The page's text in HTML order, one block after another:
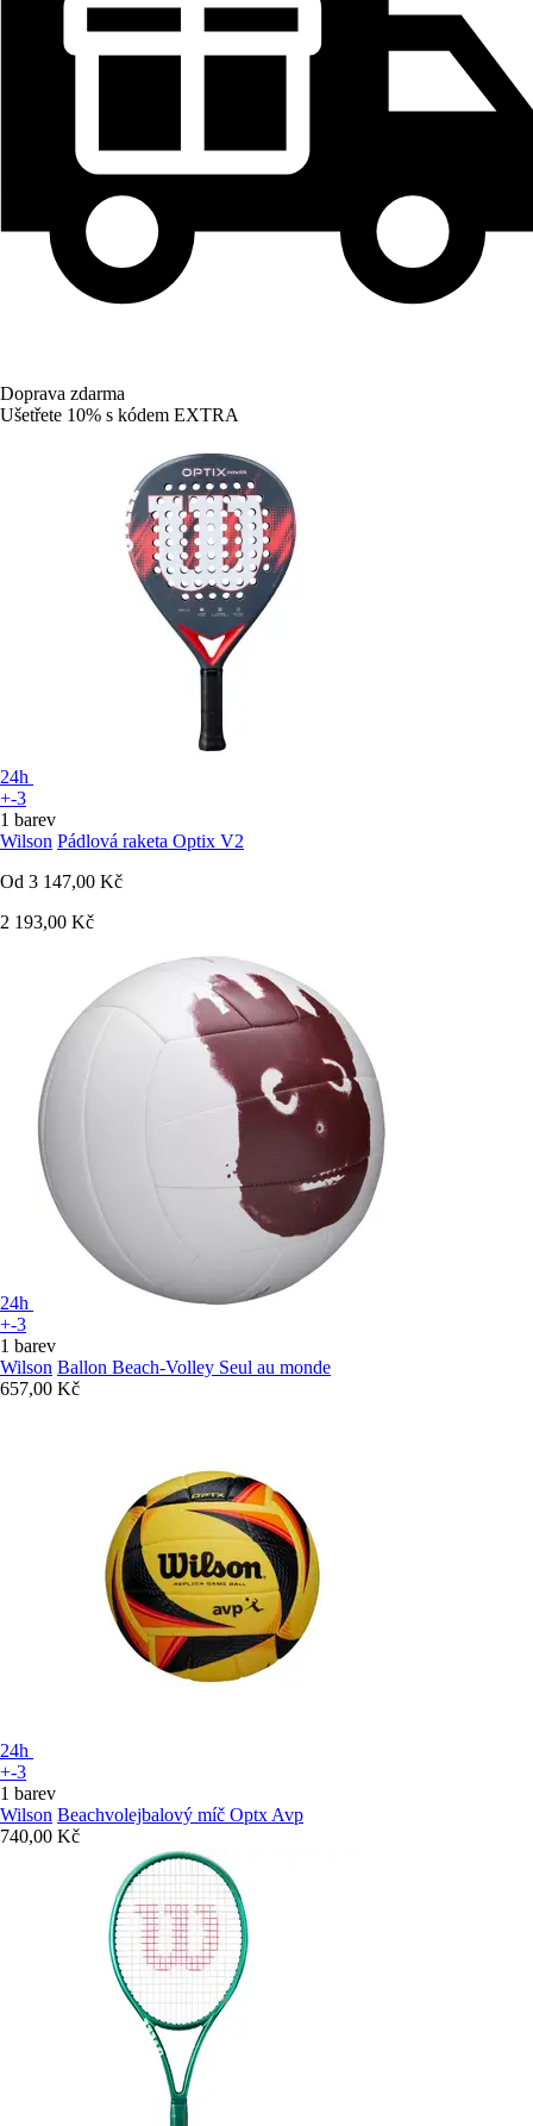
Doprava zdarma
Ušetřete 10% s kódem EXTRA
24h
+-3
1 barev
Wilson Pádlová raketa Optix V2
Od 3 147,00 Kč
2 193,00 Kč
24h
+-3
1 barev
Wilson Ballon Beach-Volley Seul au monde
657,00 Kč
24h
+-3
1 barev
Wilson Beachvolejbalový míč Optx Avp
740,00 Kč